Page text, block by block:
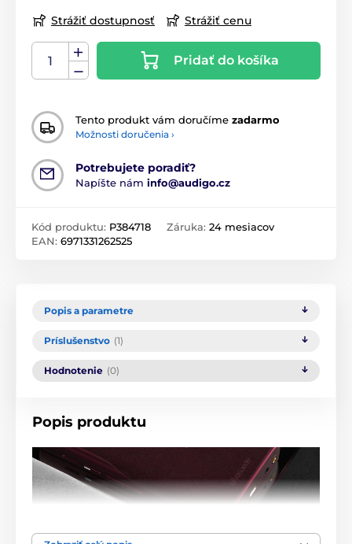
Strážiť dostupnosť Strážiť cenu
Pridať do košíka
Tento produkt vám doručíme zadarmo
Možnosti doručenia ›
Potrebujete poradiť?
Napíšte nám info@audigo.cz
Kód produktu: P384718
EAN: 6971331262525
Záruka: 24 mesiacov
Popis a parametre
Príslušenstvo (1)
Hodnotenie (0)
Popis produktu